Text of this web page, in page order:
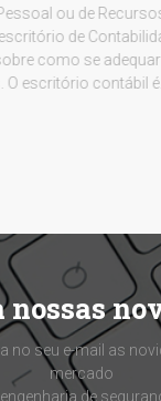
ou de
de
como se
O escritório contábil
nossas
no seu e-mail as
mercado
de